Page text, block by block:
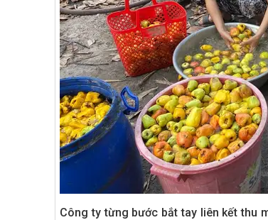
Công ty từng bước bắt tay liên kết thu